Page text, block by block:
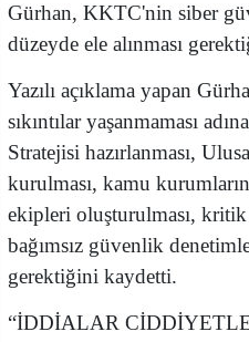
Gürhan, KKTC'nin siber
düzeyde ele alınması
Yazılı açıklama yapan
sıkıntılar yaşanmaması
Stratejisi hazırlanması,
kurulması, kamu
ekipleri oluşturulması,
bağımsız güvenlik
gerektiğini kaydetti.
“İDDİALAR